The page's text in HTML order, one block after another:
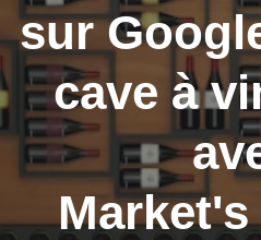
sur
cave à